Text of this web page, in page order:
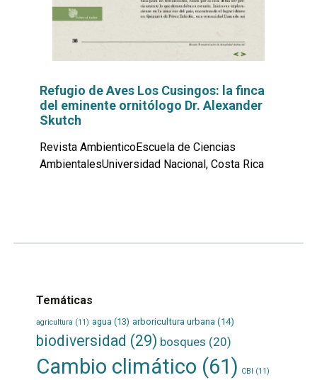
Refugio de Aves Los Cusingos: la finca
del eminente ornitólogo Dr. Alexander
Skutch
Revista AmbienticoEscuela de Ciencias
AmbientalesUniversidad Nacional, Costa Rica
Temáticas
agricultura (11) agua (13) arboricultura urbana(14)
biodiversidad (29) bosques (20)
Cambio climático (61) CBI (11)